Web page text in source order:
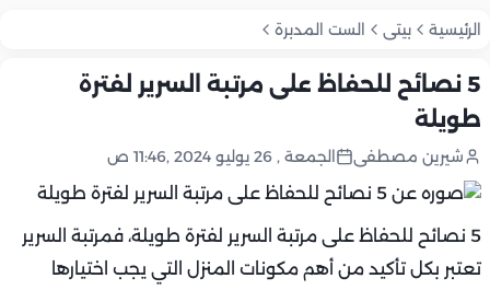
الرئيسية بيتى الست المدبرة
5 نصائح للحفاظ على مرتبة السرير لفترة
طويلة
شيرين مصطفى الجمعة , 26 يوليو 2024 ,11:46 ص
5 نصائح للحفاظ على مرتبة السرير لفترة طويلة، فمرتبة السرير
تعتبر بكل تأكيد من أهم مكونات المنزل التي يجب اختيارها